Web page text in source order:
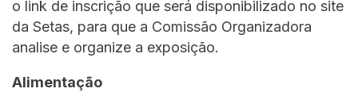
o link de inscrição que será disponibilizado no site
da Setas, para que a Comissão Organizadora
analise e organize a exposição.
Alimentação